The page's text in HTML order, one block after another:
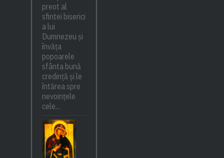
preot al
sfintei biserici
a lui
Dumnezeu și
învăța
popoarele
sfânta bună
credință și le
întărea spre
nevoințele
cele...